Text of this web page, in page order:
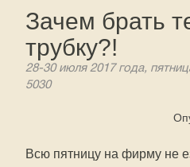
Зачем брать
трубку?!
28-30 июля 2017 года,
5030
Всю пятницу на фирму не